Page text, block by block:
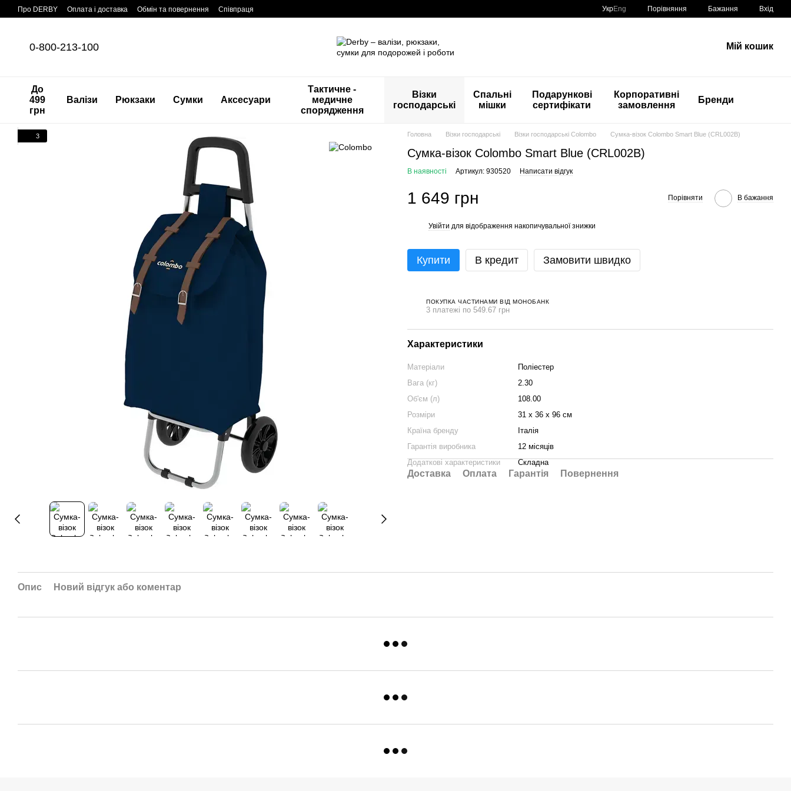
Перейти до основного контенту
Про DERBY Оплата і доставка Обмін та повернення Співпраця УкрEng Порівняння Бажання Вхід
0-800-213-100 Мій кошик
До
499
грн
Валізи Рюкзаки Сумки Аксесуари
Тактичне -
медичне
спорядження
Візки
господарські
Спальні
мішки
Подарункові
сертифікати
Корпоративні
замовлення
Бренди
3 Головна Візки господарські Візки господарські Colombo Сумка-візок Colombo Smart Blue (CRL002B)
Сумка-візок Colombo Smart Blue (CRL002B)
В наявності Артикул: 930520 Написати відгук
1 649 грн Порівняти В бажання
Увійти для відображення накопичувальної знижки
Купити В кредит Замовити швидко
ПОКУПКА ЧАСТИНАМИ ВІД МОНОБАНК
3 платежі по 549.67 грн
Характеристики
Матеріали
Поліестер
Вага (кг)
2.30
Об'єм (л)
108.00
Розміри
31 x 36 x 96 см
Країна бренду
Італія
Гарантія виробника
12 місяців
Додаткові характеристики
Складна
Доставка Оплата Гарантія Повернення
Опис Новий відгук або коментар